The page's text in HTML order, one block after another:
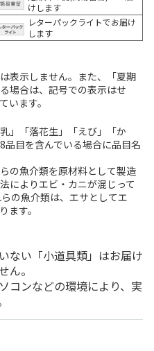
けします
レターパックライトでお届け
します
表示しません。また、「夏期
場合は、記号での表示はせ
います。
」「落花生」「えび」「か
目を含んでいる場合に品目名
の魚介類を原材料として製造
によりエビ・カニが混じって
の魚介類は、エサとしてエ
ます。
ない「小道具類」はお届け
ん。
コンなどの環境により、実